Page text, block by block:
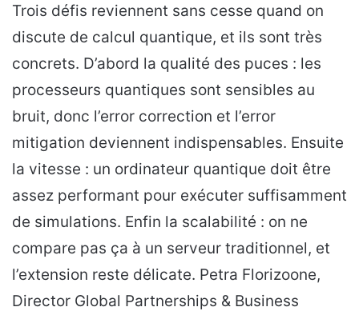
Trois défis reviennent sans cesse quand on
discute de calcul quantique, et ils sont très
concrets. D’abord la qualité des puces : les
processeurs quantiques sont sensibles au
bruit, donc l’error correction et l’error
mitigation deviennent indispensables. Ensuite
la vitesse : un ordinateur quantique doit être
assez performant pour exécuter suffisamment
de simulations. Enfin la scalabilité : on ne
compare pas ça à un serveur traditionnel, et
l’extension reste délicate. Petra Florizoone,
Director Global Partnerships & Business